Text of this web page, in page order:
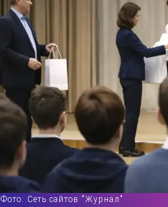
Фото: Сеть сайтов "Журнал"